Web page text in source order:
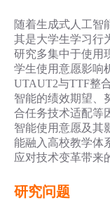
随着生成式人工智
其是大学生学习行
研究多集中于使用
学生使用意愿影响
UTAUT2与TTF整
智能的绩效期望、
合任务技术适配等
智能使用意愿及其
能融入高校教学体
应对技术变革带来
研究问题